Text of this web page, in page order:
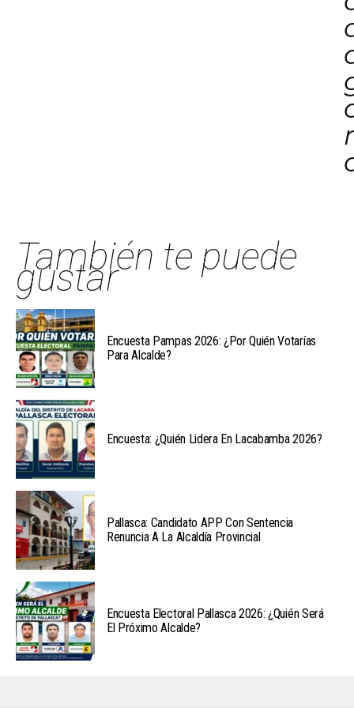
También te puede
gustar
Encuesta Pampas 2026: ¿Por Quién Votarías
Para Alcalde?
Encuesta: ¿Quién Lidera En Lacabamba 2026?
Pallasca: Candidato APP Con Sentencia
Renuncia A La Alcaldía Provincial
Encuesta Electoral Pallasca 2026: ¿Quién Será
El Próximo Alcalde?